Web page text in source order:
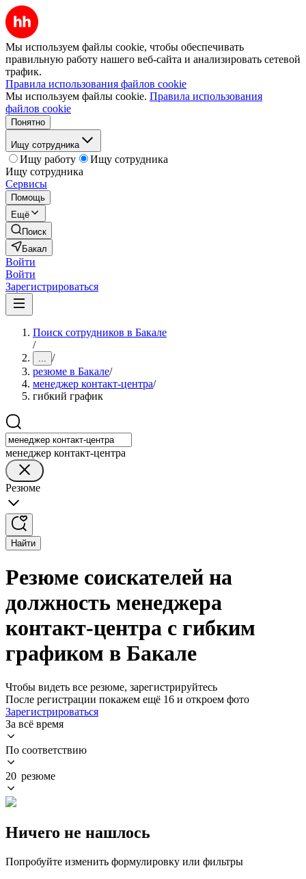
Мы используем файлы cookie, чтобы обеспечивать
правильную работу нашего веб-сайта и анализировать сетевой
трафик.
Правила использования файлов cookie
Мы используем файлы cookie. Правила использования
файлов cookie
Понятно
Ищу сотрудника
Ищу работу
Ищу сотрудника
Ищу сотрудника
Сервисы
Помощь
Ещё
Поиск
Бакал
Войти
Войти
Зарегистрироваться
Поиск сотрудников в Бакале
/
... /
резюме в Бакале/
менеджер контакт-центра/
гибкий график
менеджер контакт-центра
Резюме
Найти
Резюме соискателей на
должность менеджера
контакт-центра с гибким
графиком в Бакале
Чтобы видеть все резюме, зарегистрируйтесь
После регистрации покажем ещё 16 и откроем фото
Зарегистрироваться
За всё время
По соответствию
20 резюме
Ничего не нашлось
Попробуйте изменить формулировку или фильтры